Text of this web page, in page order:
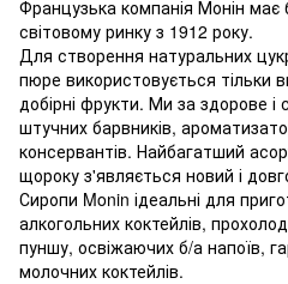
Французька компанія Монін має
світовому ринку з 1912 року.
Для створення натуральних
пюре використовується тільки
добірні фрукти. Ми за здорове
штучних барвників,
консервантів. Найбагатший
щороку з'являється новий і
Сиропи Monin ідеальні для
алкогольних коктейлів,
пуншу, освіжаючих б/а напоїв,
молочних коктейлів.